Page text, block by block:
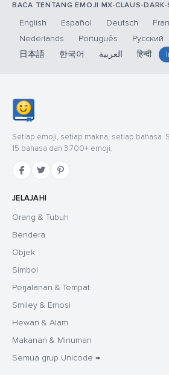
BACA TENTANG EMOJI MX-CLAUS-
English Español Deutsch
Nederlands
Português Русский
日本語
한국어 العربية हिन्दी
Setiap emoji, setiap makna, setiap bahasa.
15 bahasa dan 3.700+ emoji.
JELAJAHI
Orang & Tubuh
Bendera
Objek
Simbol
Perjalanan & Tempat
Smiley & Emosi
Hewan & Alam
Makanan & Minuman
Semua grup Unicode →